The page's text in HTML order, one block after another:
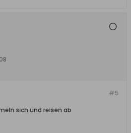
#5
sich und reisen ab